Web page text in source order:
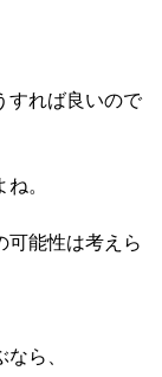
すれば良いので
ね。
可能性は考えら
ら、